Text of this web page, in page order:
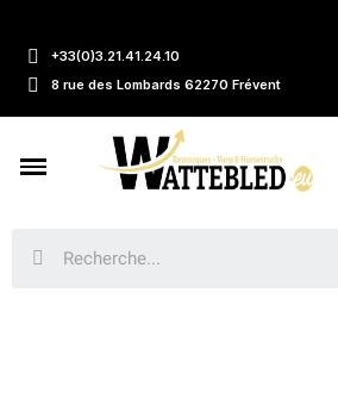
+33(0)3.21.41.24.10
8 rue des Lombards 62270 Frévent